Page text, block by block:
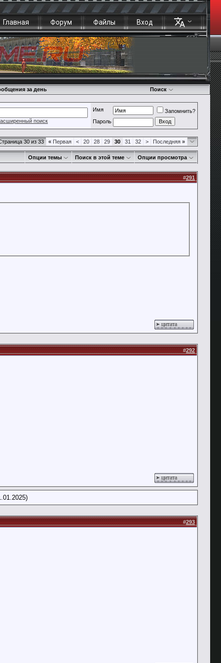
Главная Форум Файлы Вход
за день Поиск
поиск
Имя
Запомнить?
Пароль
30 из 33 « Первая < 20 28 29 30 31 32 > Последняя »
Опции темы Поиск в этой теме Опции просмотра
#291
цитата
#292
цитата
#293